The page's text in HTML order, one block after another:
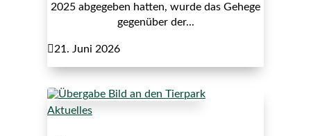
2025 abgegeben hatten, wurde das Gehege
gegenüber der...
21. Juni 2026
Aktuelles